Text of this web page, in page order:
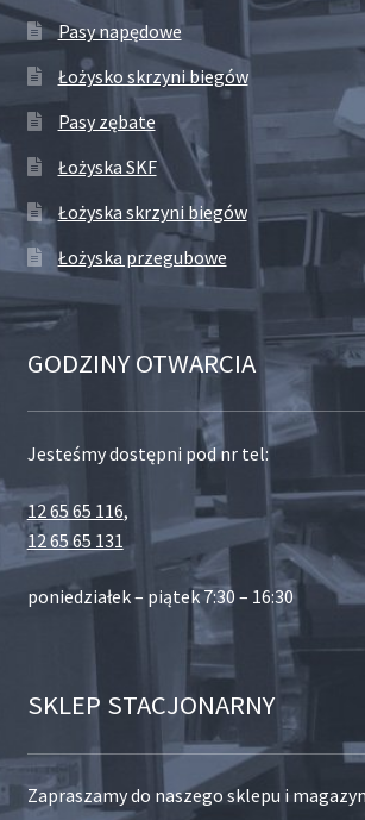
Pasy napędowe
Łożysko skrzyni biegów
Pasy zębate
Łożyska SKF
Łożyska skrzyni biegów
Łożyska przegubowe
GODZINY OTWARCIA
Jesteśmy dostępni pod nr tel:
12 65 65 116,
12 65 65 131
poniedziałek – piątek 7:30 – 16:30
SKLEP STACJONARNY
Zapraszamy do naszego sklepu i